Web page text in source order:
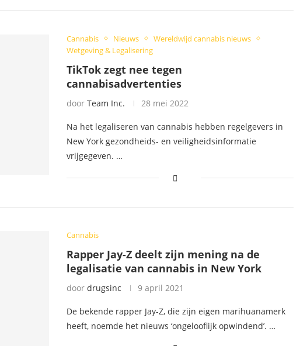
Cannabis Nieuws
Wereldwijd cannabis nieuws
Wetgeving & Legalisering
TikTok zegt nee tegen
cannabisadvertenties
door Team Inc. 28 mei 2022
Na het legaliseren van cannabis hebben regelgevers in
New York gezondheids- en veiligheidsinformatie
vrijgegeven. …
Cannabis
Rapper Jay-Z deelt zijn mening na de
legalisatie van cannabis in New York
door drugsinc 9 april 2021
De bekende rapper Jay-Z, die zijn eigen marihuanamerk
heeft, noemde het nieuws ‘ongelooflijk opwindend’. …